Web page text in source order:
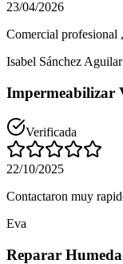
23/04/2026
Comercial profesional
Isabel Sánchez Aguilar
Impermeabilizar
Verificada
22/10/2025
Contactaron muy
Eva
Reparar